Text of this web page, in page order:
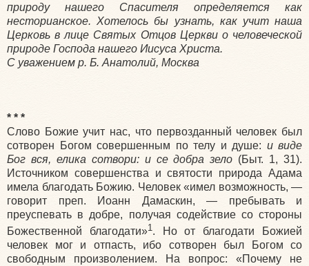
природу нашего Спасителя определяется как
несторианское. Хотелось бы узнать, как учит наша
Церковь в лице Святых Отцов Церкви о человеческой
природе Господа нашего Иисуса Христа.
С уважением р. Б. Анатолий, Москва
* * *
Слово Божие учит нас, что первозданный человек был
сотворен Богом совершенным по телу и душе: и виде
Бог вся, елика сотвори: и се добра зело (Быт. 1, 31).
Источником совершенства и святости природа Адама
имела благодать Божию. Человек «имел возможность, —
говорит преп. Иоанн Дамаскин, — пребывать и
преуспевать в добре, получая содействие со стороны
Божественной благодати»1. Но от благодати Божией
человек мог и отпасть, ибо сотворен был Богом со
свободным произволением. На вопрос: «Почему не